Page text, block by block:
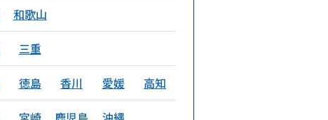
和歌山
三重
徳島 香川 愛媛 高知